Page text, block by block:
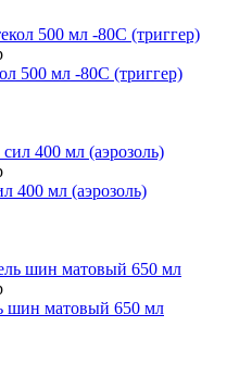
500 мл -80C (триггер)
400 мл (аэрозоль)
шин матовый 650 мл